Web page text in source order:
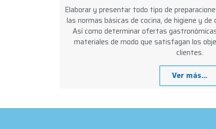
Elaborar y presentar todo tipo de
las normas básicas de cocina, de higiene y
Así como determinar ofertas
materiales de modo que satisfagan los
clientes.
Ver más...